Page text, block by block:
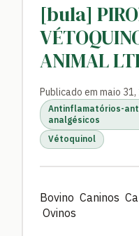
[bula]
ANIMAL
Publicado em maio 31,
Antinflamatórios-
analgésicos
Vétoquinol
Bovino Caninos
Ovinos